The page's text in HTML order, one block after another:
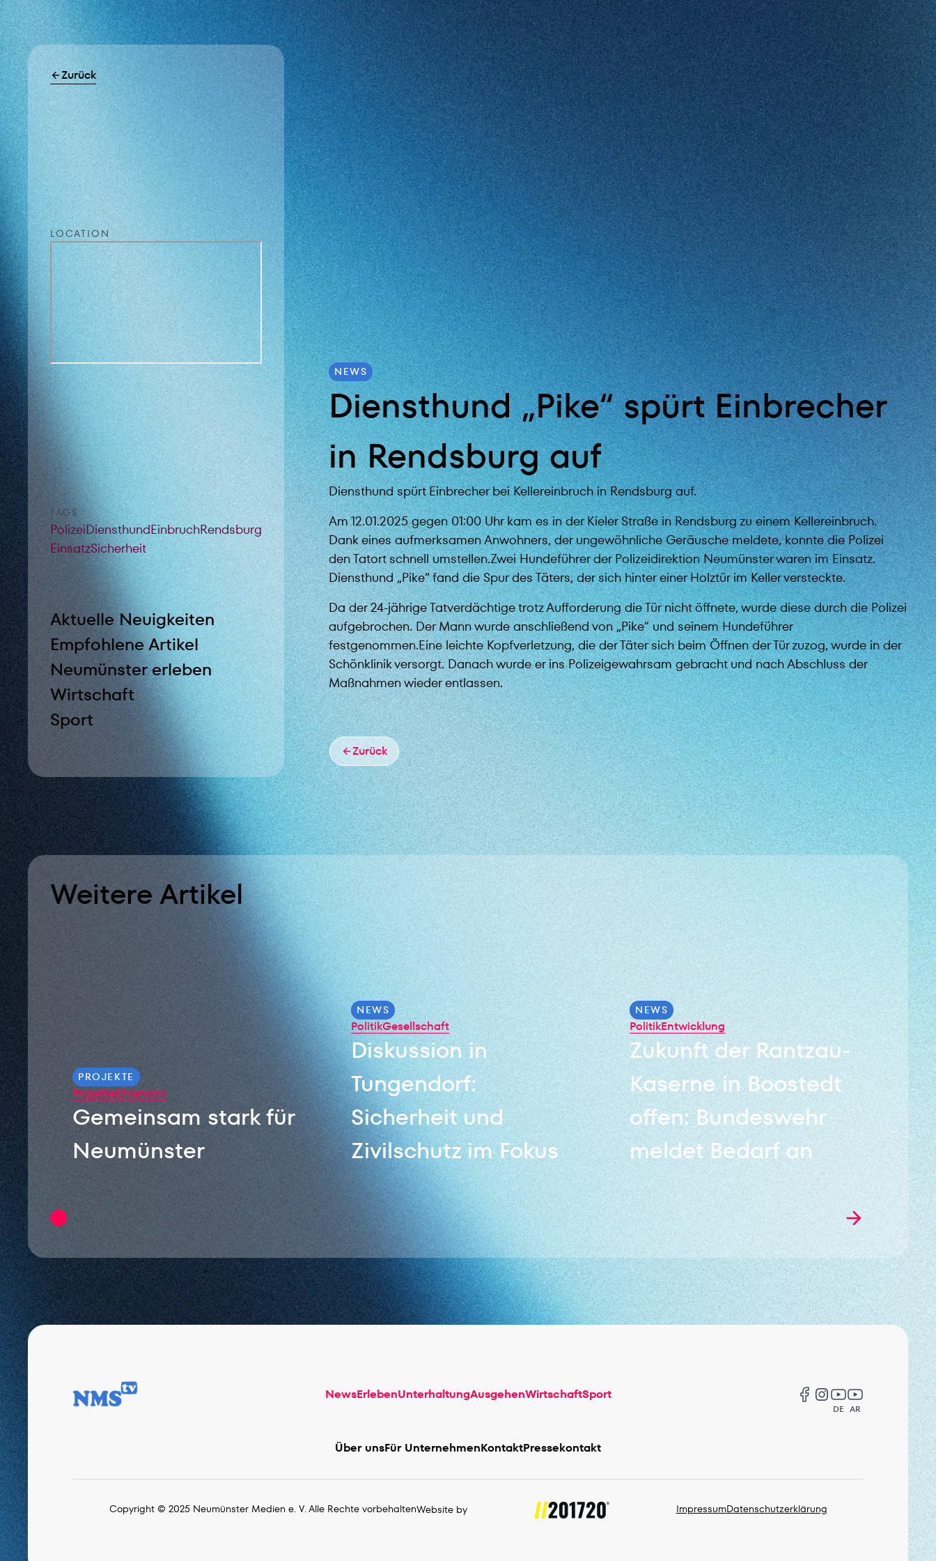
Zurück
LOCATION
TAGS
PolizeiDiensthundEinbruchRendsburg
EinsatzSicherheit
Aktuelle Neuigkeiten
Empfohlene Artikel
Neumünster erleben
Wirtschaft
Sport
NEWS
Diensthund „Pike“ spürt Einbrecher
in Rendsburg auf
Diensthund spürt Einbrecher bei Kellereinbruch in Rendsburg auf.
Am 12.01.2025 gegen 01:00 Uhr kam es in der Kieler Straße in Rendsburg zu einem Kellereinbruch.
Dank eines aufmerksamen Anwohners, der ungewöhnliche Geräusche meldete, konnte die Polizei
den Tatort schnell umstellen.Zwei Hundeführer der Polizeidirektion Neumünster waren im Einsatz.
Diensthund „Pike“ fand die Spur des Täters, der sich hinter einer Holztür im Keller versteckte.
Da der 24-jährige Tatverdächtige trotz Aufforderung die Tür nicht öffnete, wurde diese durch die Polizei
aufgebrochen. Der Mann wurde anschließend von „Pike“ und seinem Hundeführer
festgenommen.Eine leichte Kopfverletzung, die der Täter sich beim Öffnen der Tür zuzog, wurde in der
Schönklinik versorgt. Danach wurde er ins Polizeigewahrsam gebracht und nach Abschluss der
Maßnahmen wieder entlassen.
Zurück
Weitere Artikel
PROJEKTE
ProjekteEhrenamt
Gemeinsam stark für
Neumünster
NEWS
PolitikGesellschaft
Diskussion in
Tungendorf:
Sicherheit und
Zivilschutz im Fokus
NEWS
PolitikEntwicklung
Zukunft der Rantzau-
Kaserne in Boostedt
offen: Bundeswehr
meldet Bedarf an
NewsErlebenUnterhaltungAusgehenWirtschaftSport
DE AR
Über unsFür UnternehmenKontaktPressekontakt
Copyright © 2025 Neumünster Medien e. V. Alle Rechte vorbehaltenWebsite by ImpressumDatenschutzerklärung